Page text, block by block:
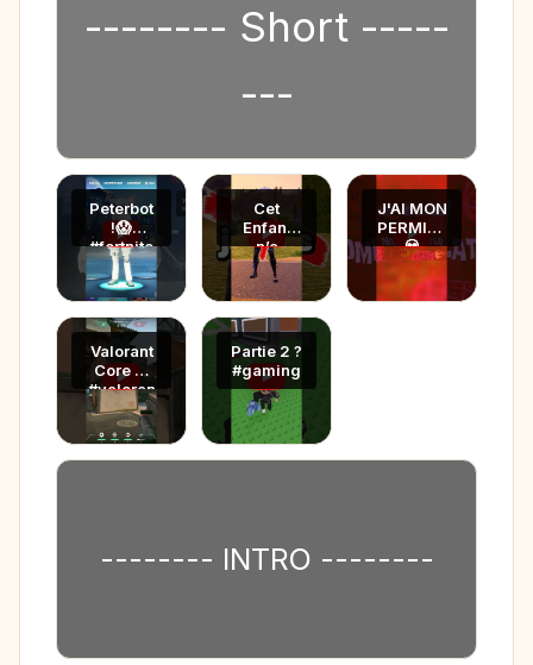
-------- Short -----
---
Peterbot
!😱
#fortnite
#gaming
#ad
#fortnite
clips
Cet
Enfant
n’a
JAMAIS
Fait TOP
1
J'AI MON
PERMIS !
💀
#humour
#ad
Valorant
Core 👤
#valoran
t #viral
Partie 2 ?
#gaming
-------- INTRO --------